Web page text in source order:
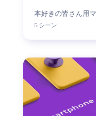
本好きの皆さん用
5 シーン